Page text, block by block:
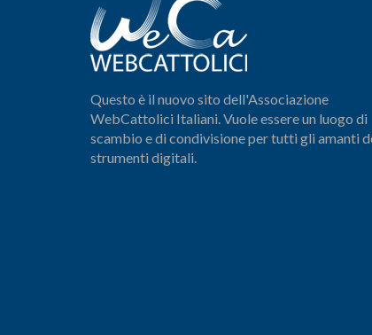
Questo è il nuovo sito dell'Associazione
WebCattolici Italiani. Vuole essere un luogo di
scambio e di condivisione per tutti gli amanti
strumenti digitali.